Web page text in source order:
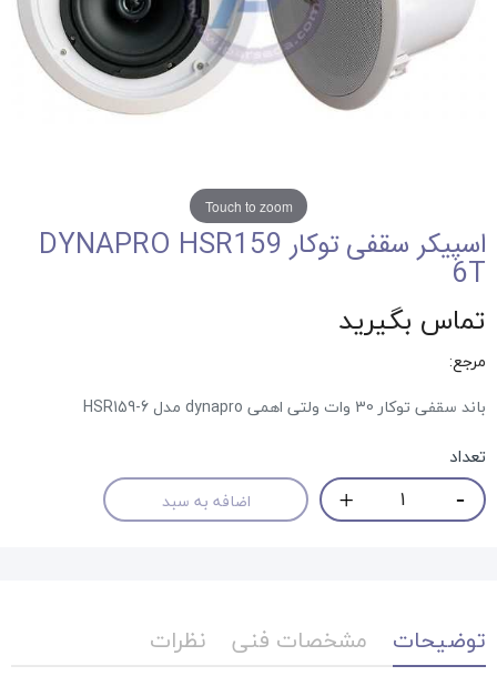
Touch to zoom
اسپیکر سقفی توکار DYNAPRO HSR159
6T
تماس بگیرید
مرجع:
باند سقفی توکار 30 وات ولتی اهمی dynapro مدل HSR159-6
تعداد
اضافه به سبد
توضیحات مشخصات فنی نظرات